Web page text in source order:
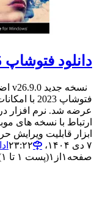
دانلود فتوشاپ Adobe Photoshop CC 2025
فتوشاپ
عرضه شد. نرم افزار در
ارتباط با نسخه های
ابزار قابلیت ویرایش
۷ دی ۱۴۰۴،‏ ۲۳:۲۲
صفحه ۱ از ۱(پست ۱ تا ۱)